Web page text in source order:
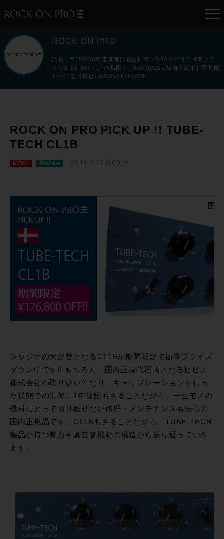
ROCK ON PRO
渋谷：〒150-0041東京都渋谷区神南1-8-18クオリア神南フラ
ッツ1F03-3477-1776梅田：〒530-0012大阪府大阪市北区芝田
1-4-14芝田町ビル6F06-6131-3078
ROCK ON PRO PICK UP !! TUBE-
TECH CL1B
NEW! Review 2016年12月09日
スタジオの大定番となるCL1Bが期間限定で衝撃プライズ
ダウン中です!! もちろん、国内正規代理店となるヒビノ
株式会社の取り扱いとなり、キャリブレーションを行っ
た状態での出荷。1年保証もさることながら、一生モノの
機材にとって切り離せない修理・メンテナンスも安心の
国内正規品です。CL1Bもさることながら、TUBE-TECH
製品が持つ魅力を真空管機材の構造から振り返っていき
ます。